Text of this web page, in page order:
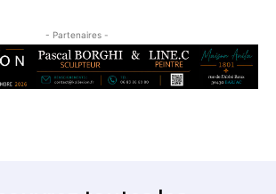
- Partenaires -